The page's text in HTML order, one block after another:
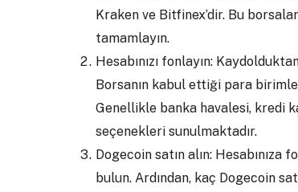
Kraken ve Bitfinex’dir. Bu
tamamlayın.
Hesabınızı fonlayın:
Borsanın kabul ettiği para
Genellikle banka havalesi, kredi
seçenekleri sunulmaktadır.
Dogecoin satın alın:
bulun. Ardından, kaç Dogecoin